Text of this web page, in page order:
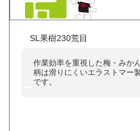
SL果樹230荒目
作業効率を重視した梅・みか
柄は滑りにくいエラストマー
です。